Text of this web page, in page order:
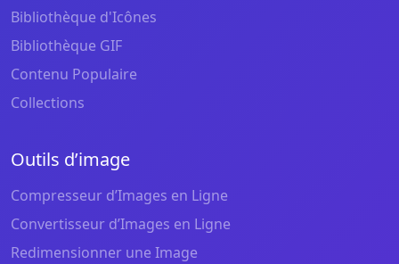
Bibliothèque d'Icônes
Bibliothèque GIF
Contenu Populaire
Collections
Outils d’image
Compresseur d’Images en Ligne
Convertisseur d’Images en Ligne
Redimensionner une Image